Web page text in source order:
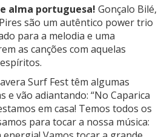
alma portuguesa! Gonçalo Bilé,
são um autêntico power trio
para a melodia e uma
as canções com aquelas
Surf Fest têm algumas
e vão adiantando: “No Caparica
em casa! Temos todos os
para tocar a nossa música: